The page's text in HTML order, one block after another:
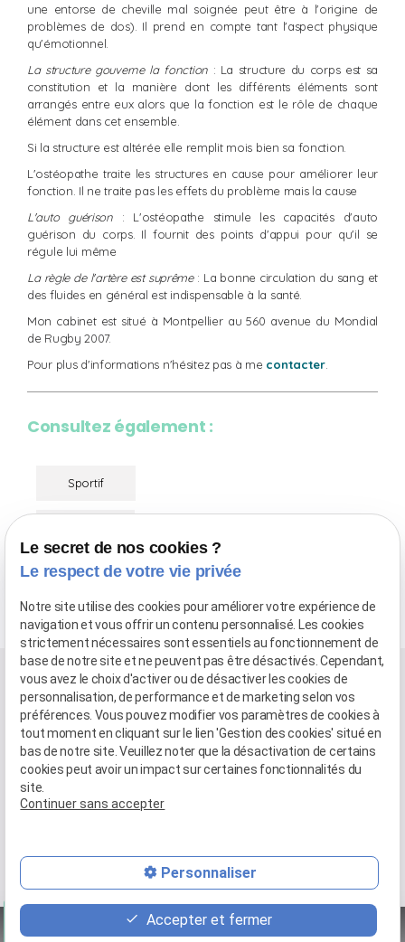
contact_page
une entorse de cheville mal soignée peut être à l'origine de
problèmes de dos). Il prend en compte tant l'aspect physique
qu'émotionnel.
La structure gouverne la fonction: La structure du corps est sa
constitution et la manière dont les différents éléments sont
arrangés entre eux alors que la fonction est le rôle de chaque
élément dans cet ensemble.
Si la structure est altérée elle remplit mois bien sa fonction.
L'ostéopathe traite les structures en cause pour améliorer leur
fonction. Il ne traite pas les effets du problème mais la cause
L'auto guérison: L'ostéopathe stimule les capacités d'auto
guérison du corps. Il fournit des points d'appui pour qu'il se
régule lui même
La règle de l'artère est suprême: La bonne circulation du sang et
des fluides en général est indispensable à la santé.
Mon cabinet est situé à Montpellier au 560 avenue du Mondial
de Rugby 2007.
Pour plus d'informations n'hésitez pas à me contacter.
Consultez également :
Sportif
Adulte
560 Avenue du mondial de rugby 2007 - 34070 MONTPELLIER
6 rue Gustave Eiffel - 34570 Pignan
Politique de confidentialité
Le secret de nos cookies ?
Le respect de votre vie privée
Notre site utilise des cookies pour améliorer votre expérience de
navigation et vous offrir un contenu personnalisé. Les cookies
strictement nécessaires sont essentiels au fonctionnement de
base de notre site et ne peuvent pas être désactivés. Cependant,
vous avez le choix d'activer ou de désactiver les cookies de
personnalisation, de performance et de marketing selon vos
préférences. Vous pouvez modifier vos paramètres de cookies à
tout moment en cliquant sur le lien 'Gestion des cookies' situé en
bas de notre site. Veuillez noter que la désactivation de certains
cookies peut avoir un impact sur certaines fonctionnalités du
site.
Continuer sans accepter
Personnaliser
Accepter et fermer